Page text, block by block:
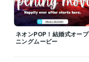
ネオンPOP！結婚式オープ
ニングムービー